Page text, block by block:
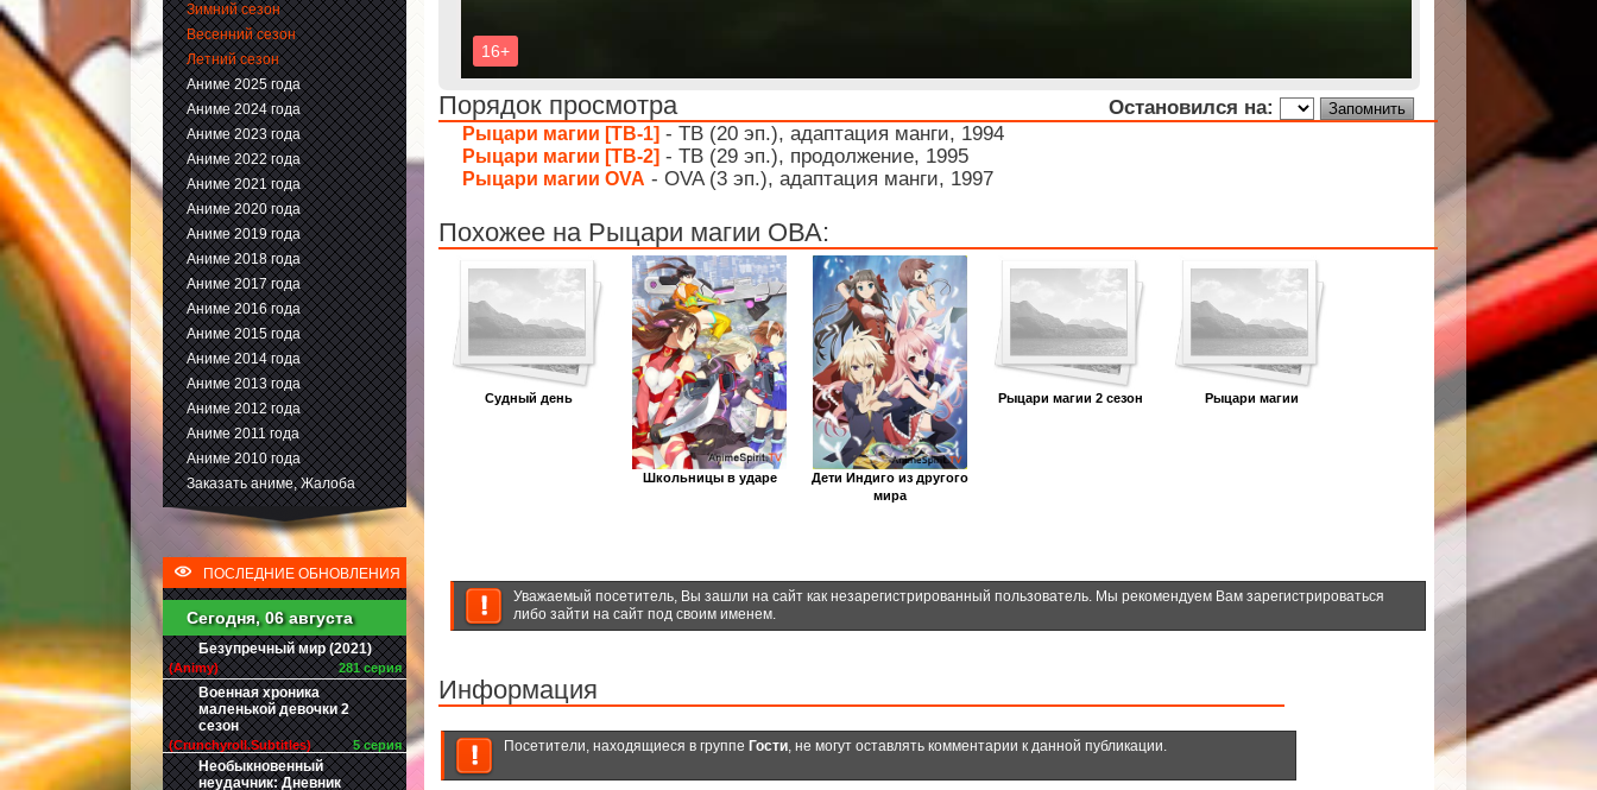
Зимний сезон
Весенний сезон
Летний сезон
Аниме 2025 года
Аниме 2024 года
Аниме 2023 года
Аниме 2022 года
Аниме 2021 года
Аниме 2020 года
Аниме 2019 года
Аниме 2018 года
Аниме 2017 года
Аниме 2016 года
Аниме 2015 года
Аниме 2014 года
Аниме 2013 года
Аниме 2012 года
Аниме 2011 года
Аниме 2010 года
Заказать аниме, Жалоба
ПОСЛЕДНИЕ ОБНОВЛЕНИЯ
Сегодня, 06 августа
Безупречный мир (2021)
(Animy) 281 серия
Военная хроника
маленькой девочки 2
сезон
(Crunchyroll.Subtitles) 5 серия
Необыкновенный
неудачник: Дневник
Остановился на:
Порядок просмотра
Рыцари магии [ТВ-1] - ТВ (20 эп.), адаптация манги, 1994
Рыцари магии [ТВ-2] - ТВ (29 эп.), продолжение, 1995
Рыцари магии OVA - OVA (3 эп.), адаптация манги, 1997
Похожее на Рыцари магии ОВА:
Судный день
Школьницы в ударе
Дети Индиго из другого
мира
Рыцари магии 2 сезон Рыцари магии
Уважаемый посетитель, Вы зашли на сайт как незарегистрированный пользователь. Мы рекомендуем Вам зарегистрироваться
либо зайти на сайт под своим именем.
Информация
Посетители, находящиеся в группе Гости, не могут оставлять комментарии к данной публикации.